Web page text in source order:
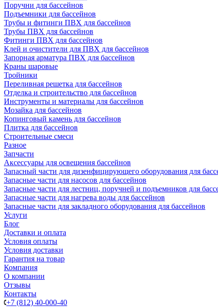
Поручни для бассейнов
Подъемники для бассейнов
Трубы и фитинги ПВХ для бассейнов
Трубы ПВХ для бассейнов
Фитинги ПВХ для бассейнов
Клей и очистители для ПВХ для бассейнов
Запорная арматура ПВХ для бассейнов
Краны шаровые
Тройники
Переливная решетка для бассейнов
Отделка и строительство для бассейнов
Инструменты и материалы для бассейнов
Мозайка для бассейнов
Копинговый камень для бассейнов
Плитка для бассейнов
Строительные смеси
Разное
Запчасти
Аксессуары для освещения бассейнов
Запасный части для дизенфицирующего оборудования для
Запасные части для насосов для бассейнов
Запасные части для лестниц, поручней и подъемников для
Запасные части для нагрева воды для бассейнов
Запасные части для закладного оборудования для бассейнов
Услуги
Блог
Доставки и оплата
Условия оплаты
Условия доставки
Гарантия на товар
Компания
О компании
Отзывы
Контакты
+7 (812) 40-000-40